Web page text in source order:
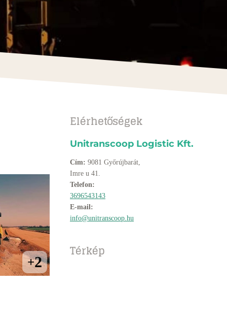
Elérhetőségek
Unitranscoop Logistic Kft.
Cím: 9081 Győrújbarát,
Imre u 41.
Telefon:
3696543143
E-mail:
info@unitranscoop.hu
Térkép
+2